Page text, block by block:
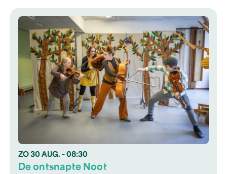
ZO 30 AUG. - 08:30
De ontsnapte Noot